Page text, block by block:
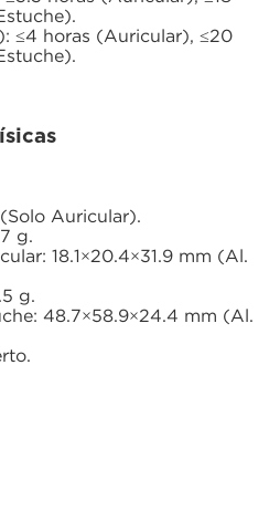
≤4 horas (Auricular), ≤20
Auricular).
g.
18.1×20.4×31.9 mm (Al.
g.
48.7×58.9×24.4 mm (Al.